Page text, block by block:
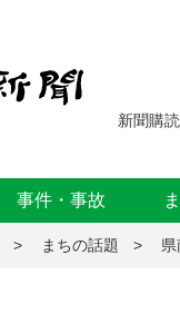
新聞購読
事件・事故
まちの話題